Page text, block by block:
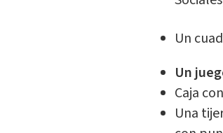
Un
Un
Caja
Una